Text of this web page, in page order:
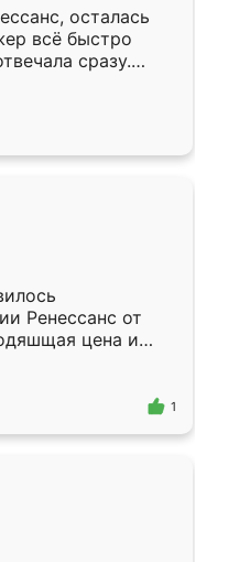
осталась
всё быстро
сразу.
подошёл к
Собрали
аккуратно, даже
Ренессанс от
цена и
Приехавший
самый
1